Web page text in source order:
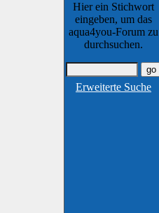
Hier ein Stichwort
eingeben, um das
aqua4you-Forum zu
durchsuchen.
Erweiterte Suche